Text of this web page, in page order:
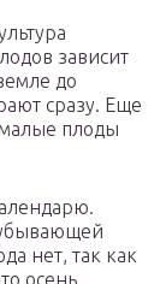
зависит
до
сразу. Еще
плоды
нет, так как
осень,